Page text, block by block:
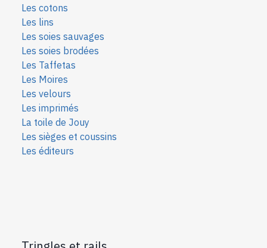
Les cotons
Les lins
Les soies sauvages
Les soies brodées
Les Taffetas
Les Moires
Les velours
Les imprimés
La toile de Jouy
Les sièges et coussins
Les éditeurs